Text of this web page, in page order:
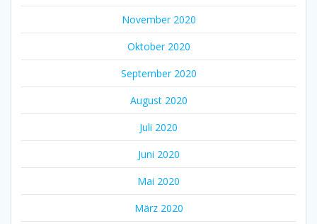
November 2020
Oktober 2020
September 2020
August 2020
Juli 2020
Juni 2020
Mai 2020
März 2020